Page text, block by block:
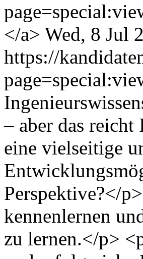
</a> Wed, 8 Jul
https://
– aber das
eine vielseitige
Perspektive?</
kennenlernen
zu lernen.</p>